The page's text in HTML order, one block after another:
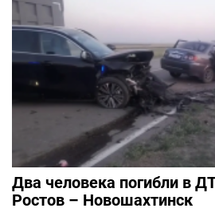
Два человека погибли в
Ростов – Новошахтинск